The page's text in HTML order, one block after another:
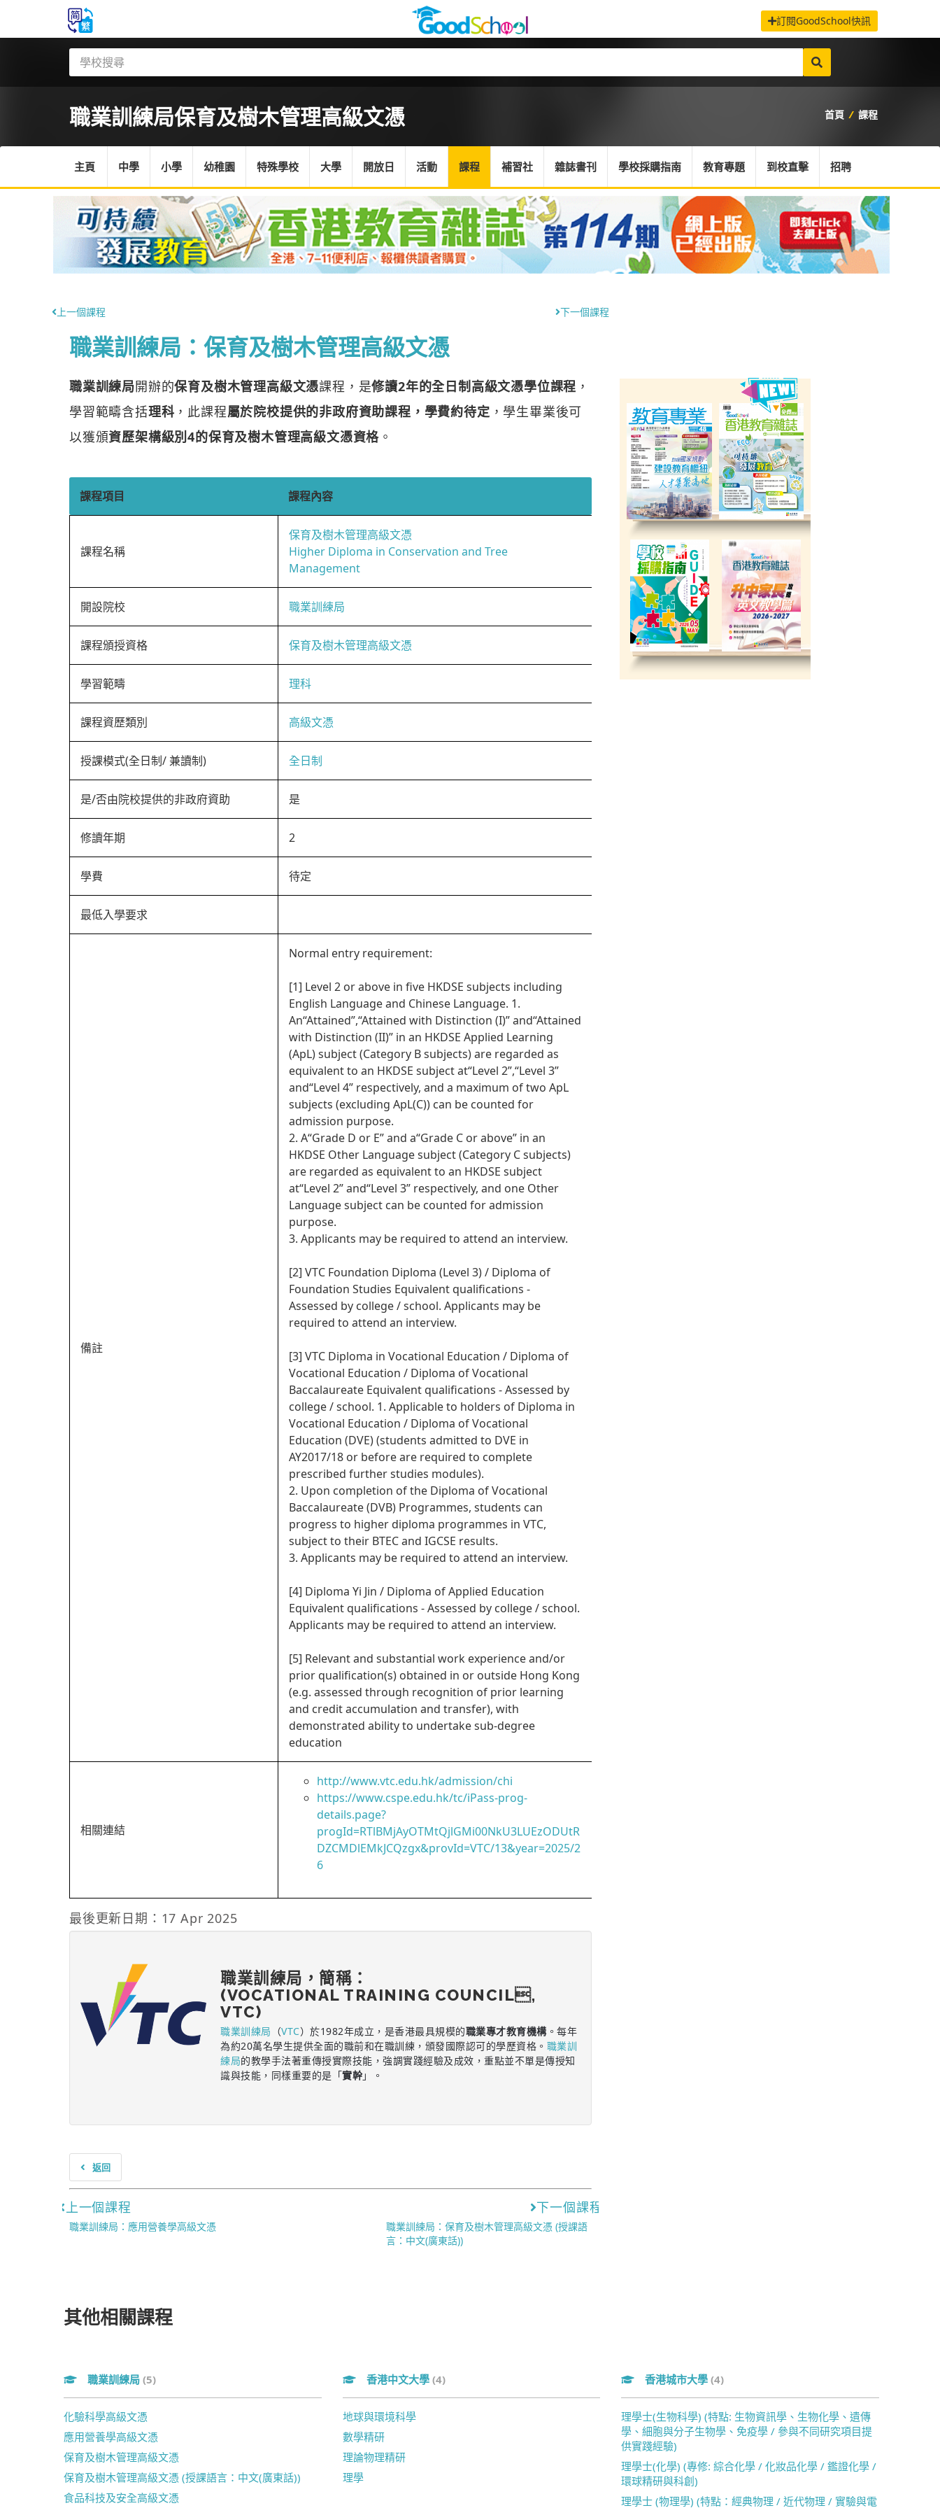
訂閱GoodSchool快訊
職業訓練局保育及樹木管理高級文憑 首頁 / 課程
主頁 中學 小學 幼稚園 特殊學校 大學 開放日 活動 課程 補習社 雜誌書刊 學校採購指南 教育專題 到校直擊 招聘
上一個課程 下一個課程
職業訓練局：保育及樹木管理高級文憑
職業訓練局開辦的保育及樹木管理高級文憑課程，是修讀2年的全日制高級文憑學位課程 ，
學習範疇含括理科 ，此課程屬於院校提供的非政府資助課程，學費約待定 ，學生畢業後可
以獲頒資歷架構級別4的保育及樹木管理高級文憑資格 。
課程項目 課程內容
課程名稱
保育及樹木管理高級文憑
Higher Diploma in Conservation and Tree
Management
開設院校 職業訓練局
課程頒授資格 保育及樹木管理高級文憑
學習範疇 理科
課程資歷類別 高級文憑
授課模式(全日制/ 兼讀制) 全日制
是/否由院校提供的非政府資助 是
修讀年期 2
學費 待定
最低入學要求
備註
Normal entry requirement:
[1] Level 2 or above in five HKDSE subjects including
English Language and Chinese Language. 1.
An“Attained”,“Attained with Distinction (I)” and“Attained
with Distinction (II)” in an HKDSE Applied Learning
(ApL) subject (Category B subjects) are regarded as
equivalent to an HKDSE subject at“Level 2”,“Level 3”
and“Level 4” respectively, and a maximum of two ApL
subjects (excluding ApL(C)) can be counted for
admission purpose.
2. A“Grade D or E” and a“Grade C or above” in an
HKDSE Other Language subject (Category C subjects)
are regarded as equivalent to an HKDSE subject
at“Level 2” and“Level 3” respectively, and one Other
Language subject can be counted for admission
purpose.
3. Applicants may be required to attend an interview.
[2] VTC Foundation Diploma (Level 3) / Diploma of
Foundation Studies Equivalent qualifications -
Assessed by college / school. Applicants may be
required to attend an interview.
[3] VTC Diploma in Vocational Education / Diploma of
Vocational Education / Diploma of Vocational
Baccalaureate Equivalent qualifications - Assessed by
college / school. 1. Applicable to holders of Diploma in
Vocational Education / Diploma of Vocational
Education (DVE) (students admitted to DVE in
AY2017/18 or before are required to complete
prescribed further studies modules).
2. Upon completion of the Diploma of Vocational
Baccalaureate (DVB) Programmes, students can
progress to higher diploma programmes in VTC,
subject to their BTEC and IGCSE results.
3. Applicants may be required to attend an interview.
[4] Diploma Yi Jin / Diploma of Applied Education
Equivalent qualifications - Assessed by college / school.
Applicants may be required to attend an interview.
[5] Relevant and substantial work experience and/or
prior qualification(s) obtained in or outside Hong Kong
(e.g. assessed through recognition of prior learning
and credit accumulation and transfer), with
demonstrated ability to undertake sub-degree
education
相關連結
http://www.vtc.edu.hk/admission/chi
https://www.cspe.edu.hk/tc/iPass-prog-
details.page?
progId=RTlBMjAyOTMtQjlGMi00NkU3LUEzODUtR
DZCMDlEMkJCQzgx&provId=VTC/13&year=2025/2
6
最後更新日期：17 Apr 2025
職業訓練局，簡稱：
(VOCATIONAL TRAINING COUNCIL,
VTC)
職業訓練局 （VTC）於1982年成立，是香港最具規模的職業專才教育機構。每年
為約20萬名學生提供全面的職前和在職訓練，頒發國際認可的學歷資格。 職業訓
練局的教學手法著重傳授實際技能，強調實踐經驗及成效，重點並不單是傳授知
識與技能，同樣重要的是「實幹」。
返回
上一個課程
職業訓練局：應用營養學高級文憑
下一個課程
職業訓練局：保育及樹木管理高級文憑 (授課語
言：中文(廣東話))
其他相關課程
職業訓練局 (5)
化驗科學高級文憑
應用營養學高級文憑
保育及樹木管理高級文憑
保育及樹木管理高級文憑 (授課語言：中文(廣東話))
食品科技及安全高級文憑
香港中文大學 (4)
地球與環境科學
數學精研
理論物理精研
理學
香港城市大學(4)
理學士(生物科學) (特點: 生物資訊學、生物化學、遺傳
學、細胞與分子生物學、免疫學 / 參與不同研究項目提
供實踐經驗)
理學士(化學) (專修: 綜合化學 / 化妝品化學 / 鑑證化學 /
環球精研與科創)
理學士 (物理學) (特點：經典物理 / 近代物理 / 實驗與電